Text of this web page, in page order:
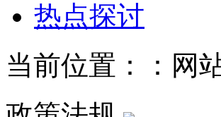
热点探讨
当前位置：：网